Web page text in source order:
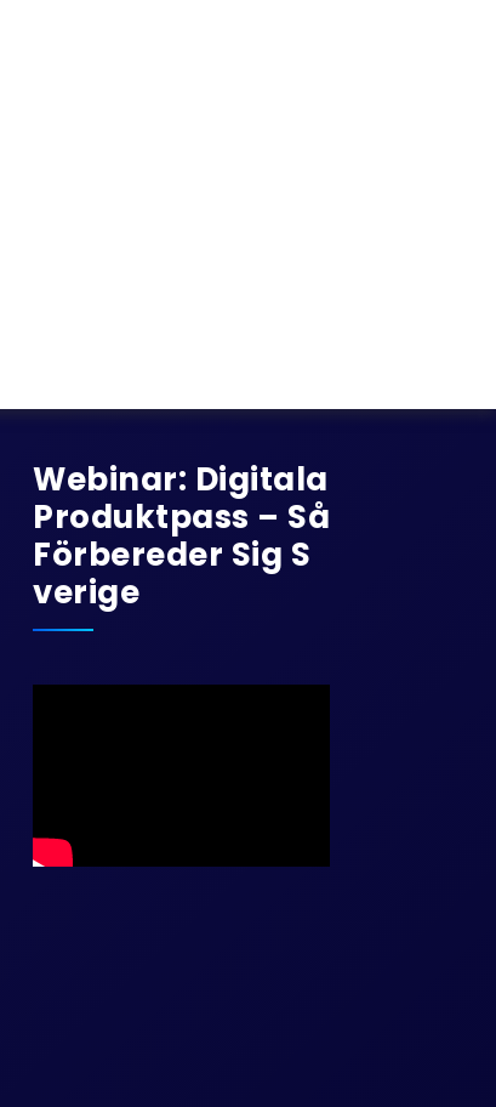
Webinar: Digitala
Produktpass – Så
Förbereder Sig S
Verige